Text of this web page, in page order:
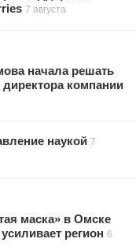
7 августа
начала решать
компании
наукой 7
маска» в Омске
регион 6